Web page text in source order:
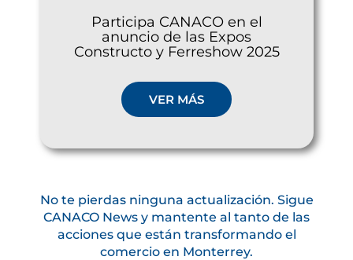
Participa CANACO en el
anuncio de las Expos
Constructo y Ferreshow 2025
VER MÁS
No te pierdas ninguna actualización. Sigue
CANACO News y mantente al tanto de las
acciones que están transformando el
comercio en Monterrey.